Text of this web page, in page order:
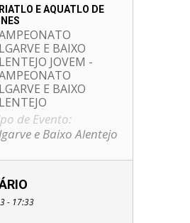
E AQUATLO DE
E BAIXO
JOVEM -
E BAIXO
de Evento:
e Baixo Alentejo
- 17:33